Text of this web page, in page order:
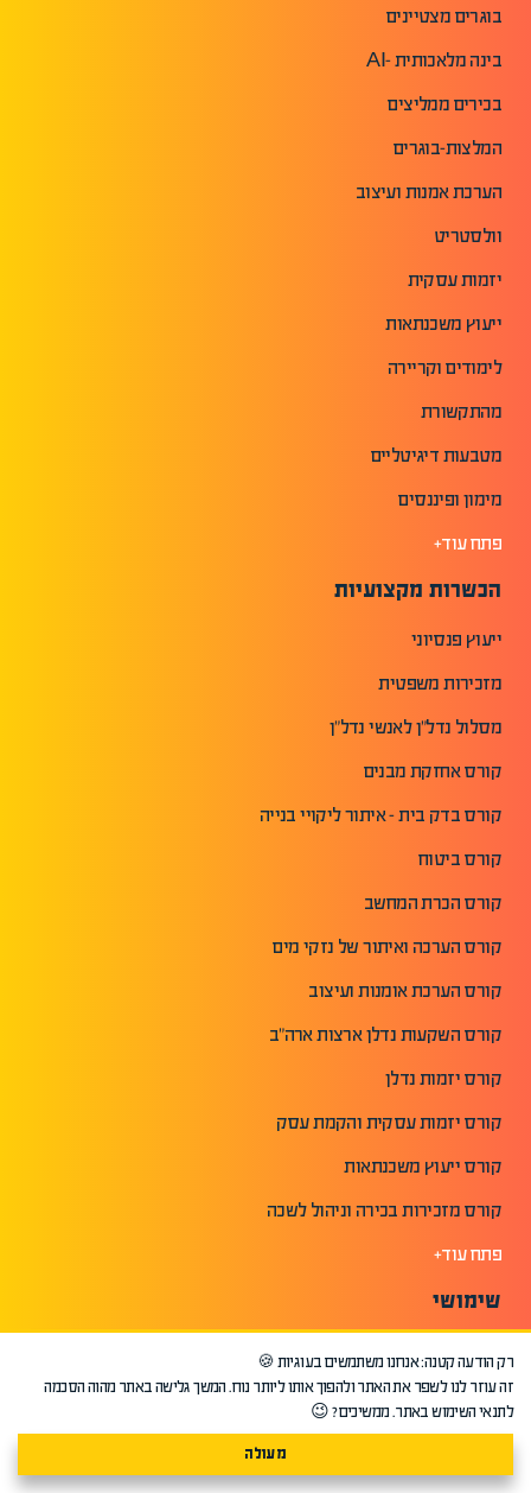
בוגרים מצטיינים
בינה מלאכותית -AI
בכירים ממליצים
המלצות-בוגרים
הערכת אמנות ועיצוב
וולסטריט
יזמות עסקית
ייעוץ משכנתאות
לימודים וקריירה
מהתקשורת
מטבעות דיגיטליים
מימון ופיננסים
פתח עוד+
הכשרות מקצועיות
ייעוץ פנסיוני
מזכירות משפטית
מסלול נדל"ן לאנשי נדל"ן
קורס אחזקת מבנים
קורס בדק בית - איתור ליקויי בנייה
קורס ביטוח
קורס הכרת המחשב
קורס הערכה ואיתור של נזקי מים
קורס הערכת אומנות ועיצוב
קורס השקעות נדלן ארצות ארה"ב
קורס יזמות נדלן
קורס יזמות עסקית והקמת עסק
קורס ייעוץ משכנתאות
קורס מזכירות בכירה וניהול לשכה
פתח עוד+
שימושי
אודות אפיק
מכללת אפיק
אפיק בתקשורת
רק הודעה קטנה: אנחנו משתמשים בעוגיות 🍪
זה עוזר לנו לשפר את האתר ולהפוך אותו ליותר נוח. המשך גלישה באתר מהוה הסכמה
לתנאי השימוש באתר. ממשיכים? 😉
מעולה